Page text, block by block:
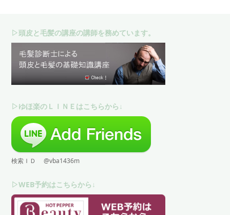
▷頭皮と毛髪の講座の講師を務めています。
▷ゆほ楽のＬＩＮＥはこちらから↓
検索ＩＤ @vba1436m
▷WEB予約はこちらから↓